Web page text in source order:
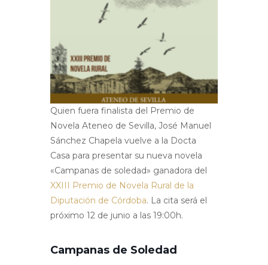
Quien fuera finalista del Premio de
Novela Ateneo de Sevilla, José Manuel
Sánchez Chapela vuelve a la Docta
Casa para presentar su nueva novela
«Campanas de soledad» ganadora del
XXIII Premio de Novela Rural de la
Diputación de Córdoba. La cita será el
próximo 12 de junio a las 19:00h.
Campanas de Soledad